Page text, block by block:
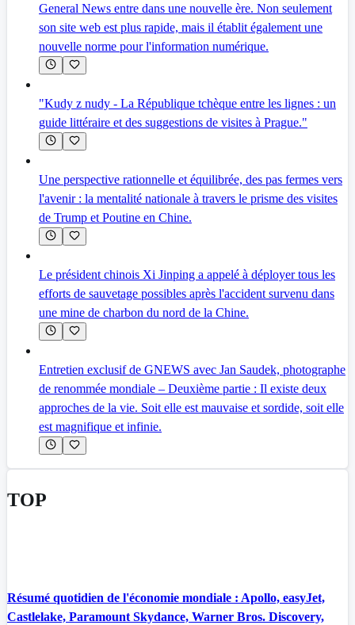
General News entre dans une nouvelle ère. Non seulement
son site web est plus rapide, mais il établit également une
nouvelle norme pour l'information numérique.
"Kudy z nudy - La République tchèque entre les lignes : un
guide littéraire et des suggestions de visites à Prague."
Une perspective rationnelle et équilibrée, des pas fermes vers
l'avenir : la mentalité nationale à travers le prisme des visites
de Trump et Poutine en Chine.
Le président chinois Xi Jinping a appelé à déployer tous les
efforts de sauvetage possibles après l'accident survenu dans
une mine de charbon du nord de la Chine.
Entretien exclusif de GNEWS avec Jan Saudek, photographe
de renommée mondiale – Deuxième partie : Il existe deux
approches de la vie. Soit elle est mauvaise et sordide, soit elle
est magnifique et infinie.
TOP
Résumé quotidien de l'économie mondiale : Apollo, easyJet,
Castlelake, Paramount Skydance, Warner Bros. Discovery,